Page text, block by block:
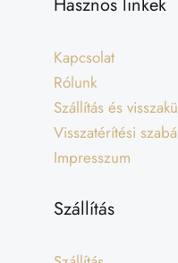
Kapcsolat
Rólunk
Szállítás és
Visszatérítési
Impresszum
Szállítás